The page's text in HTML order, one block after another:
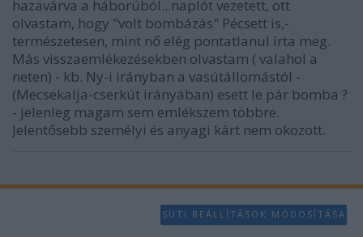
hazavárva a háborúból...naplót vezetett, ott
olvastam, hogy "volt bombázás" Pécsett is,-
természetesen, mint nő elég pontatlanul írta meg.
Más visszaemlékezésekben olvastam ( valahol a
neten) - kb. Ny-i irányban a vasútállomástól -
(Mecsekalja-cserkút irányában) esett le pár bomba ?
- jelenleg magam sem emlékszem többre.
Jelentősebb személyi és anyagi kárt nem okozott.
SÜTI BEÁLLÍTÁSOK MÓDOSÍTÁSA